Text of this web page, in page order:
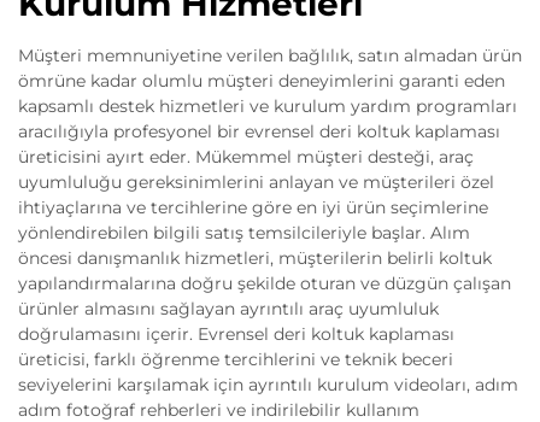
Müşteri memnuniyetine verilen bağlılık, satın almadan ürün
ömrüne kadar olumlu müşteri deneyimlerini garanti eden
kapsamlı destek hizmetleri ve kurulum yardım programları
aracılığıyla profesyonel bir evrensel deri koltuk kaplaması
üreticisini ayırt eder. Mükemmel müşteri desteği, araç
uyumluluğu gereksinimlerini anlayan ve müşterileri özel
ihtiyaçlarına ve tercihlerine göre en iyi ürün seçimlerine
yönlendirebilen bilgili satış temsilcileriyle başlar. Alım
öncesi danışmanlık hizmetleri, müşterilerin belirli koltuk
yapılandırmalarına doğru şekilde oturan ve düzgün çalışan
ürünler almasını sağlayan ayrıntılı araç uyumluluk
doğrulamasını içerir. Evrensel deri koltuk kaplaması
üreticisi, farklı öğrenme tercihlerini ve teknik beceri
seviyelerini karşılamak için ayrıntılı kurulum videoları, adım
adım fotoğraf rehberleri ve indirilebilir kullanım